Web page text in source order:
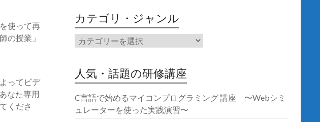
使って再
の授業」
ってビデ
なた専用
くださ
カテゴリ・ジャンル
人気・話題の研修講座
C言語で始めるマイコンプログラミング 講座 〜Webシミ
ュレーターを使った実践演習〜